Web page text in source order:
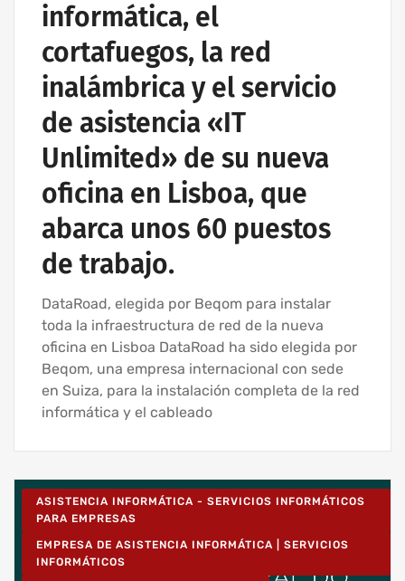
informática, el
cortafuegos, la red
inalámbrica y el servicio
de asistencia «IT
Unlimited» de su nueva
oficina en Lisboa, que
abarca unos 60 puestos
de trabajo.
DataRoad, elegida por Beqom para instalar
toda la infraestructura de red de la nueva
oficina en Lisboa DataRoad ha sido elegida por
Beqom, una empresa internacional con sede
en Suiza, para la instalación completa de la red
informática y el cableado
ASISTENCIA INFORMÁTICA - SERVICIOS INFORMÁTICOS
PARA EMPRESAS
EMPRESA DE ASISTENCIA INFORMÁTICA | SERVICIOS
INFORMÁTICOS